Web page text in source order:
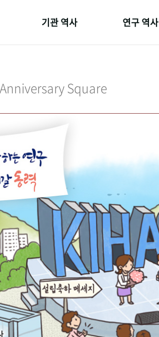
기관 역사
역대 기관장
연구 역사
Anniversary Square